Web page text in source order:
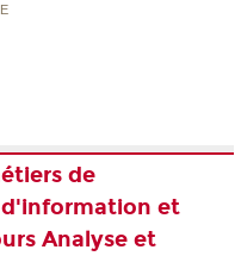
de
et
Analyse et